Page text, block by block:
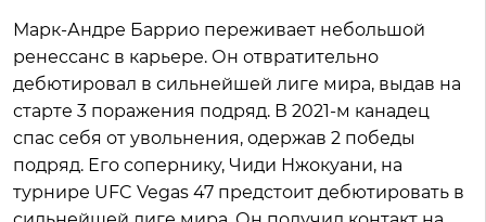
Марк-Андре Баррио переживает небольшой
ренессанс в карьере. Он отвратительно
дебютировал в сильнейшей лиге мира, выдав на
старте 3 поражения подряд. В 2021-м канадец
спас себя от увольнения, одержав 2 победы
подряд. Его сопернику, Чиди Нжокуани, на
турнире UFC Vegas 47 предстоит дебютировать в